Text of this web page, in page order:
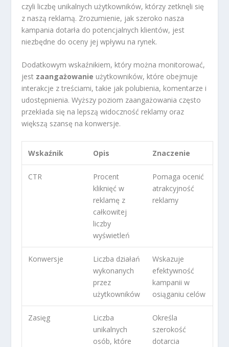
czyli liczbę unikalnych użytkowników, którzy zetknęli się
z naszą reklamą. Zrozumienie, jak szeroko nasza
kampania dotarła do potencjalnych klientów, jest
niezbędne do oceny jej wpływu na rynek.
Dodatkowym wskaźnikiem, który można monitorować,
jest zaangażowanie użytkowników, które obejmuje
interakcje z treściami, takie jak polubienia, komentarze i
udostępnienia. Wyższy poziom zaangażowania często
przekłada się na lepszą widoczność reklamy oraz
większą szansę na konwersje.
Wskaźnik Opis Znaczenie
CTR
Procent
kliknięć w
reklamę z
całkowitej
liczby
wyświetleń
Pomaga ocenić
atrakcyjność
reklamy
Konwersje
Liczba działań
wykonanych
przez
użytkowników
Wskazuje
efektywność
kampanii w
osiąganiu celów
Zasięg
Liczba
unikalnych
osób, które
Określa
szerokość
dotarcia